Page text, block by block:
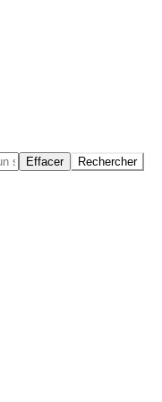
Effacer Rechercher